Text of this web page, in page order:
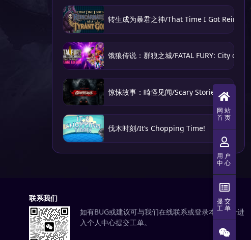
转生成为暴君之神/That Time I Got
饿狼传说：群狼之城/FATAL FURY: City of
惊悚故事：畸怪见闻/Scary Stories:
伐木时刻/It’s Chopping Time!
联系我们
如有BUG或建议可与我们在线联系或登录本站账号进
入个人中心提交工单。
网站
首页
用户
中心
提交
工单